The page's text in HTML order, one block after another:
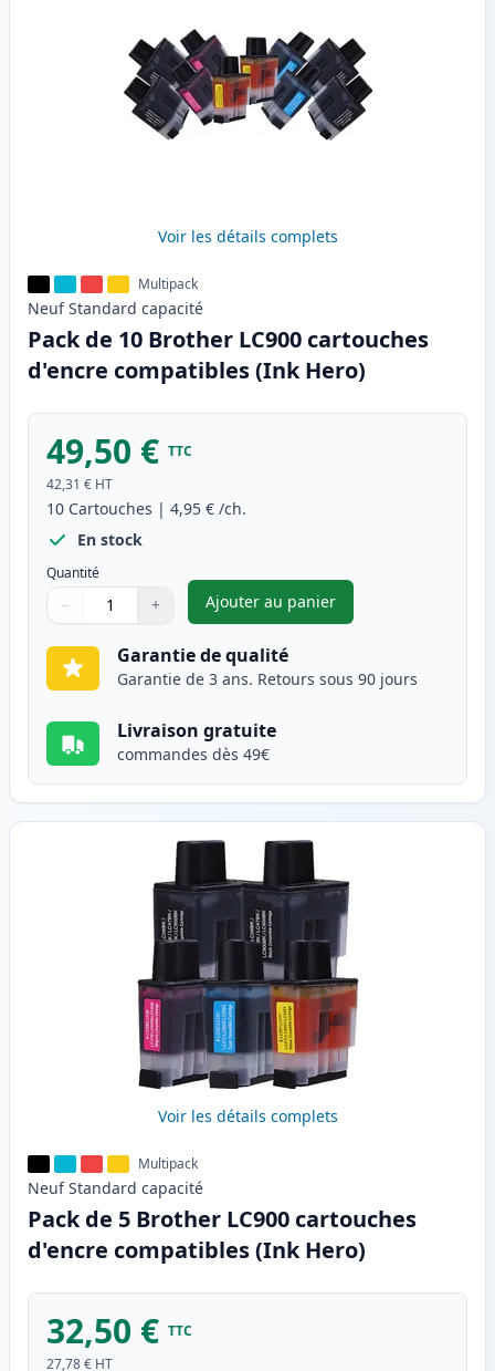
Voir les détails complets
Multipack
Neuf Standard capacité
Pack de 10 Brother LC900 cartouches
d'encre compatibles (Ink Hero)
49,50 € TTC
42,31 € HT
10 Cartouches | 4,95 € /ch.
En stock
Quantité
Quantité
Utilisez les boutons pour ajuster
− +
Quantité
Ajouter au panier
,Pack de 10 Brother LC900
Garantie de qualité
Garantie de 3 ans. Retours sous 90 jours
Livraison gratuite
commandes dès 49€
Voir les détails complets
Multipack
Neuf Standard capacité
Pack de 5 Brother LC900 cartouches
d'encre compatibles (Ink Hero)
32,50 € TTC
27,78 € HT